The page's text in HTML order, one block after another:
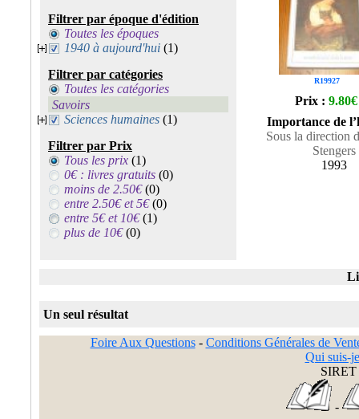
Filtrer par époque d'édition
Toutes les époques
1940 à aujourd'hui (1)
Filtrer par catégories
Toutes les catégories
Savoirs
Sciences humaines (1)
Filtrer par Prix
Tous les prix (1)
0€ : livres gratuits (0)
moins de 2.50€(0)
entre 2.50€ et 5€(0)
entre 5€ et 10€(1)
plus de 10€(0)
R19927
Prix : 9.80€
Importance de
Sous la direction
Stengers
1993
Un seul résultat
Foire Aux Questions- Conditions Générales de
Qui suis-
SIRET
-